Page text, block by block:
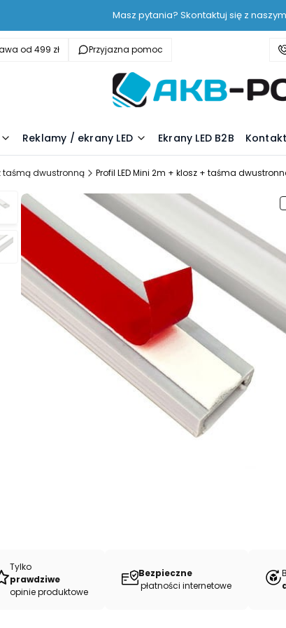
Masz pytania? Skontaktuj się z
od 499 zł Przyjazna pomoc
Reklamy / ekrany LED Ekrany LED B2B Kontakt
z taśmą dwustronną Profil LED Mini 2m + klosz + taśma
Tylko
prawdziwe
opinie produktowe
Bezpieczne
płatności internetowe